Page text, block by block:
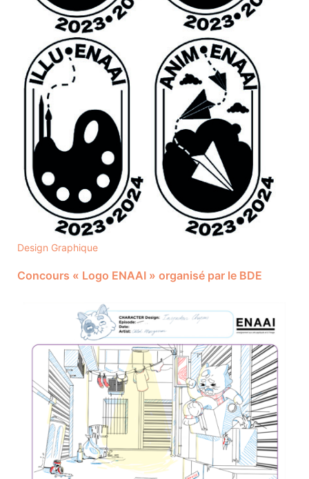
Design Graphique
Concours « Logo ENAAI » organisé par le BDE